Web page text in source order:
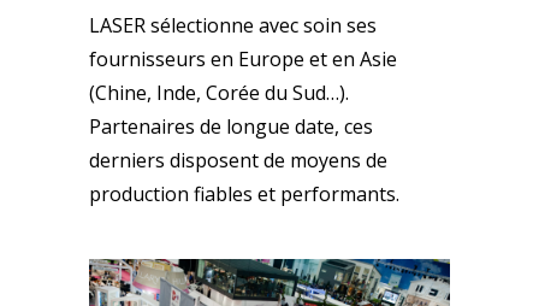
LASER sélectionne avec soin ses
fournisseurs en Europe et en Asie
(Chine, Inde, Corée du Sud…).
Partenaires de longue date, ces
derniers disposent de moyens de
production fiables et performants.